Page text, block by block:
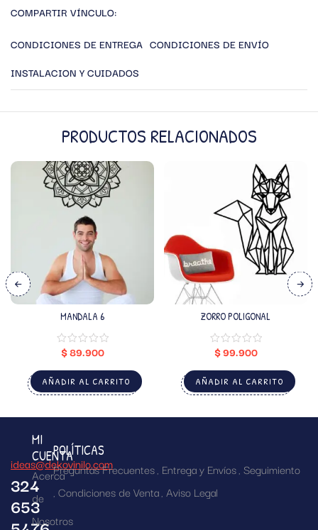
COMPARTIR VÍNCULO:
CONDICIONES DE ENTREGA CONDICIONES DE ENVÍO
INSTALACION Y CUIDADOS
PRODUCTOS RELACIONADOS
MANDALA 6
$89.900
AÑADIR AL CARRITO
ZORRO POLIGONAL
$99.900
AÑADIR AL CARRITO
ideas@dekovinilo.com
324
653
MI
CUENTA
Acerca
de
Nosotros
POLÍTICAS
Preguntas Frecuentes Entrega y Envíos Seguimiento
Condiciones de Venta Aviso Legal